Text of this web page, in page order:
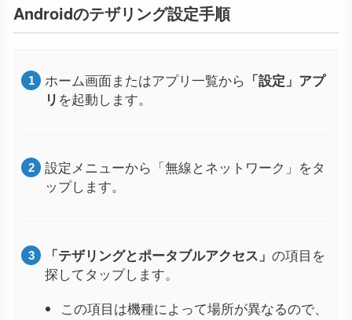
Androidのテザリング設定手順
ホーム画面またはアプリ一覧から 「設定」アプ
リ を起動します。
設定メニューから「無線とネットワーク」をタ
ップします。
「テザリングとポータブルアクセス」 の項目を
探してタップします。
この項目は機種によって場所が異なるので、